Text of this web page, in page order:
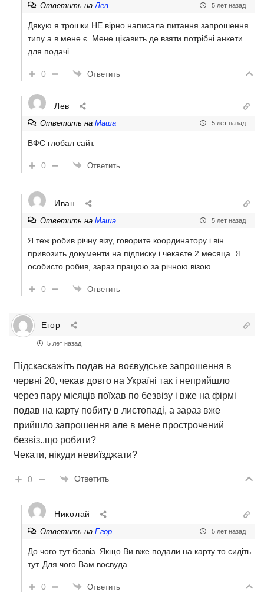
Ответить на Лев 5 лет назад
Дякую я трошки НЕ вірно написала питання запрошення
типу а в мене є. Мене цікавить де взяти потрібні анкети
для подачі.
0 Ответить
Лев
Ответить на Маша 5 лет назад
ВФС глобал сайт.
0 Ответить
Иван
Ответить на Маша 5 лет назад
Я теж робив річну візу, говорите координатору і він
привозить документи на підписку і чекаєте 2 месяца..Я
особисто робив, зараз працюю за річною візою.
0 Ответить
Егор
5 лет назад
Підскаскажіть подав на воєвудське запрошення в
червні 20, чекав довго на Україні так і неприйшло
через пару місяців поїхав по безвізу і вже на фірмі
подав на карту побиту в листопаді, а зараз вже
прийшло запрошення але в мене прострочений
безвіз..що робити?
Чекати, нікуди невиїзджати?
0 Ответить
Николай
Ответить на Егор 5 лет назад
До чого тут безвіз. Якщо Ви вже подали на карту то сидіть
тут. Для чого Вам воєвуда.
0 Ответить